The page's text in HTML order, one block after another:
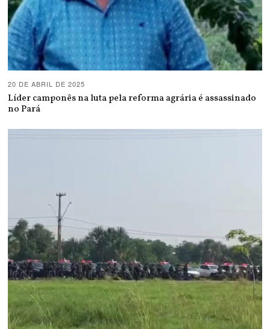
20 DE ABRIL DE 2025
Líder camponês na luta pela reforma agrária é assassinado
no Pará